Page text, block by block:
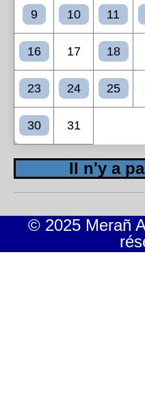
9 10 11
16 17 18
23 24 25
30 31
Il n'y a
© 2025 Merañ